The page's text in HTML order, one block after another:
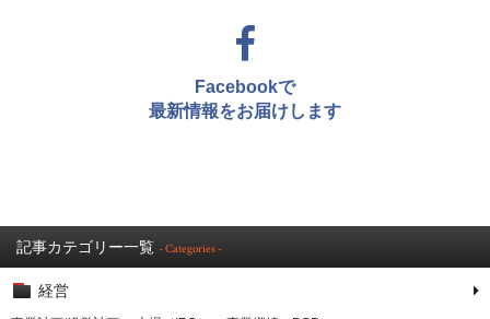
Facebookで
最新情報をお届けします
記事カテゴリー一覧 - Categories -
経営